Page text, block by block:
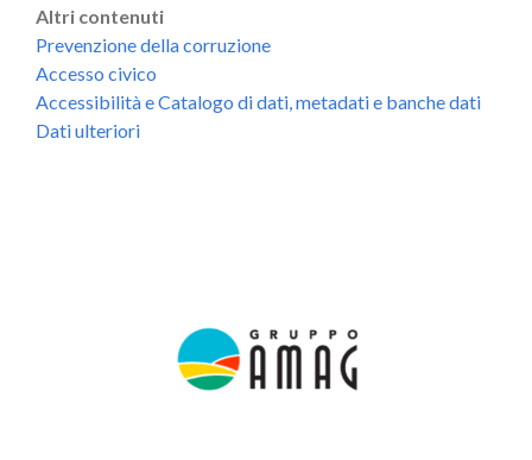
Altri contenuti
Prevenzione della corruzione
Accesso civico
Accessibilità e Catalogo di dati, metadati e banche dati
Dati ulteriori